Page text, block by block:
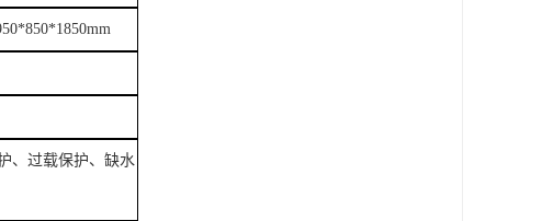
、过载保护、缺水